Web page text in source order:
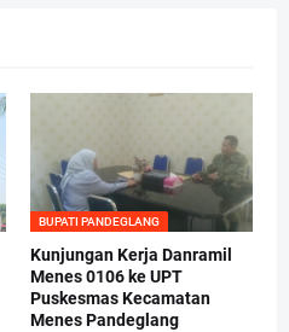
BUPATI PANDEGLANG
Kunjungan Kerja Danramil
Menes 0106 ke UPT
Puskesmas Kecamatan
Menes Pandeglang